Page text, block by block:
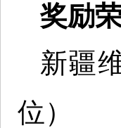
奖励
新疆
位）